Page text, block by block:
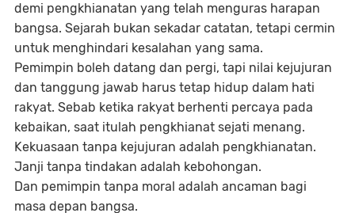
demi pengkhianatan yang telah menguras harapan
bangsa. Sejarah bukan sekadar catatan, tetapi cermin
untuk menghindari kesalahan yang sama.
Pemimpin boleh datang dan pergi, tapi nilai kejujuran
dan tanggung jawab harus tetap hidup dalam hati
rakyat. Sebab ketika rakyat berhenti percaya pada
kebaikan, saat itulah pengkhianat sejati menang.
Kekuasaan tanpa kejujuran adalah pengkhianatan.
Janji tanpa tindakan adalah kebohongan.
Dan pemimpin tanpa moral adalah ancaman bagi
masa depan bangsa.